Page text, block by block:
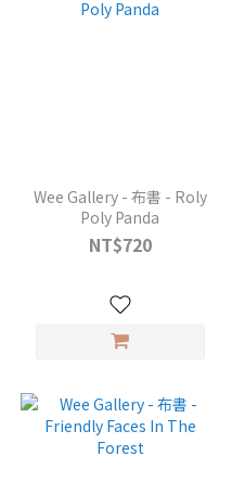
Wee Gallery - 布書 - Roly
Poly Panda
NT$720